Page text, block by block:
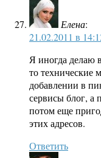
Елена:
21.02.2011 в
Я иногда делаю
то технические
добавлении в
сервисы блог, а
потом еще
этих адресов.
Ответить